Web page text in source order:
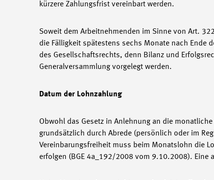
kürzere Zahlungsfrist vereinbart werden.
Soweit dem Arbeitnehmenden im Sinne von Art.
die Fälligkeit spätestens sechs Monate nach Ende
des Gesellschaftsrechts, denn Bilanz und
Generalversammlung vorgelegt werden.
Datum der Lohnzahlung
Obwohl das Gesetz in Anlehnung an die
grundsätzlich durch Abrede (persönlich oder im
Vereinbarungsfreiheit muss beim Monatslohn die
erfolgen (BGE 4a_192/2008 vom 9.10.2008). Eine